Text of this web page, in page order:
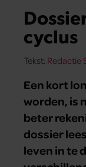
cyclus
Tekst: Redactie
Een kort
worden, is
beter
dossier
leven in te